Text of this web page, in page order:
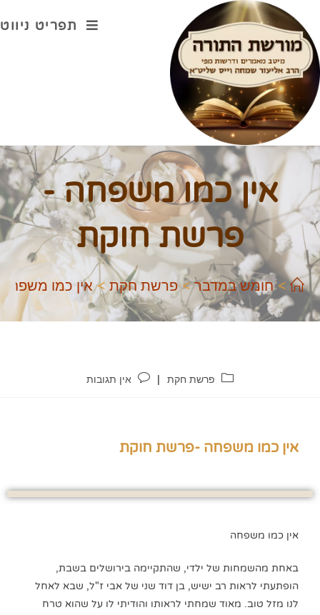
תפריט ניווט
אין כמו משפחה -
פרשת חוקת
> חומש במדבר > פרשת חקת > אין כמו
פרשת חקת אין תגובות
אין כמו משפחה -פרשת חוקת
אין כמו משפחה
באחת מהשמחות של ילדי, שהתקיימה בירושלים בשבת,
הופתעתי לראות רב ישיש, בן דוד שני של אבי ז"ל, שבא לאחל
לנו מזל טוב. מאוד שמחתי לראותו והודיתי לו על שהוא טרח